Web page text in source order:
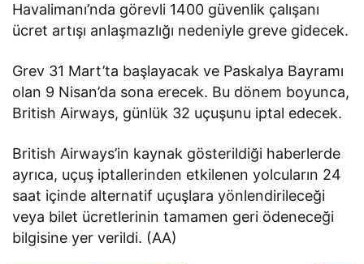
Havalimanı’nda görevli 1400 güvenlik çalışanı
ücret artışı anlaşmazlığı nedeniyle greve gidecek.
Grev 31 Mart’ta başlayacak ve Paskalya Bayramı
olan 9 Nisan’da sona erecek. Bu dönem boyunca,
British Airways, günlük 32 uçuşunu iptal edecek.
British Airways’in kaynak gösterildiği haberlerde
ayrıca, uçuş iptallerinden etkilenen yolcuların 24
saat içinde alternatif uçuşlara yönlendirileceği
veya bilet ücretlerinin tamamen geri ödeneceği
bilgisine yer verildi. (AA)